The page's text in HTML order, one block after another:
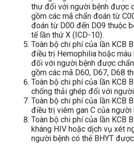
thư đối với người bệnh được
gồm các mã chẩn đoán từ
đoán từ D00 đến D09 thuộc
tế lần thứ X (ICD-10).
Toàn bộ chi phí của lần KCB
điều trị Hemophilia hoặc máu
đối với người bệnh được
gồm các mã D60, D67, D68
Toàn bộ chi phí của lần KCB
chống thải ghép đối với
Toàn bộ chi phí của lần KCB
điều trị viêm gan C của người
Toàn bộ chi phí của lần KCB
kháng HIV hoặc dịch vụ xét
người bệnh có thẻ BHYT